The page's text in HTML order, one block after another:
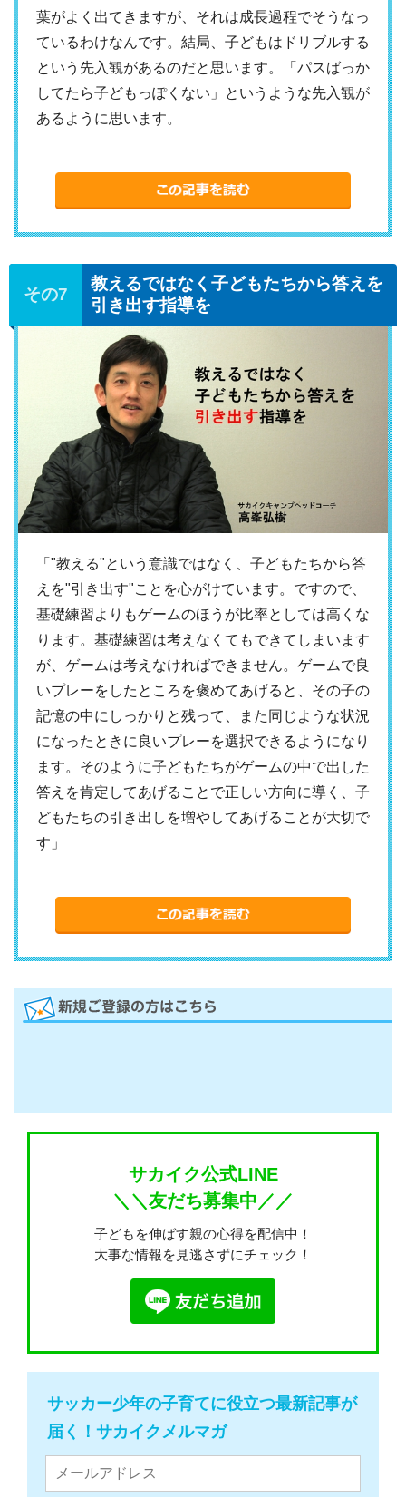
葉がよく出てきますが、それは成長過程でそうなっ
ているわけなんです。結局、子どもはドリブルする
という先入観があるのだと思います。「パスばっか
してたら子どもっぽくない」というような先入観が
あるように思います。
教えるではなく子どもたちから答えを
引き出す指導を
「"教える"という意識ではなく、子どもたちから答
えを"引き出す"ことを心がけています。ですので、
基礎練習よりもゲームのほうが比率としては高くな
ります。基礎練習は考えなくてもできてしまいます
が、ゲームは考えなければできません。ゲームで良
いプレーをしたところを褒めてあげると、その子の
記憶の中にしっかりと残って、また同じような状況
になったときに良いプレーを選択できるようになり
ます。そのように子どもたちがゲームの中で出した
答えを肯定してあげることで正しい方向に導く、子
どもたちの引き出しを増やしてあげることが大切で
す」
サカイク公式LINE
＼＼友だち募集中／／
子どもを伸ばす親の心得を配信中！
大事な情報を見逃さずにチェック！
サッカー少年の子育てに役立つ最新記事が
届く！サカイクメルマガ